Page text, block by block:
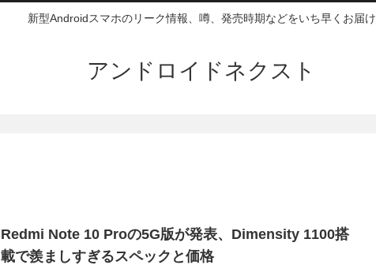
新型Androidスマホのリーク情報、噂、発売時期などをいち早くお届け
アンドロイドネクスト
Redmi Note 10 Proの5G版が発表、Dimensity 1100搭
載で羨ましすぎるスペックと価格